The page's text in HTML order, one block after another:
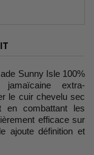
Sunny Isle 100%
extra-
le cuir chevelu sec
combattant les
efficace sur
ajoute définition et